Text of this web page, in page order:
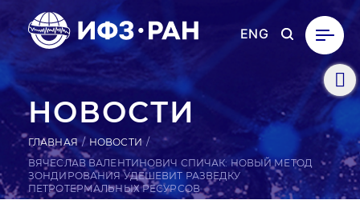
ENG
НОВОСТИ
ГЛАВНАЯ
НОВОСТИ
ВЯЧЕСЛАВ ВАЛЕНТИНОВИЧ СПИЧАК: НОВЫЙ МЕТОД
ЗОНДИРОВАНИЯ УДЕШЕВИТ РАЗВЕДКУ
ПЕТРОТЕРМАЛЬНЫХ РЕСУРСОВ